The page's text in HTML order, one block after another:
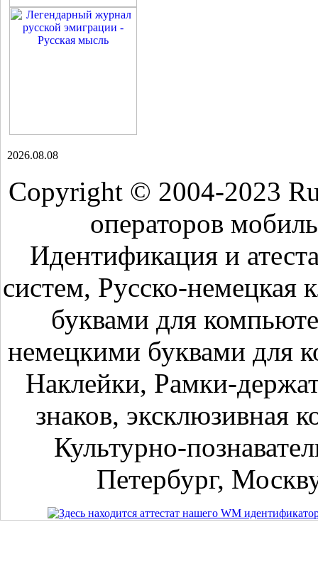
2026.08.08
Copyright © 2004-2023
операторов
Идентификация и
систем, Русско-немецкая
буквами для
немецкими буквами для
Наклейки, Рамки-
знаков, эксклюзивная
Культурно-
Петербург,